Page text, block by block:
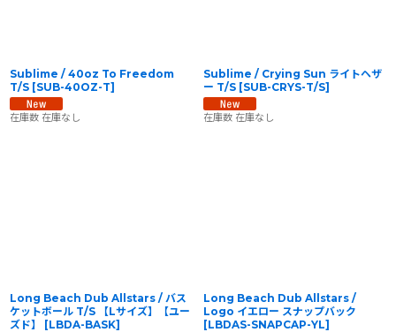
Sublime / 40oz To Freedom
T/S [SUB-40OZ-T]
在庫数 在庫なし
Sublime / Crying Sun ライトヘザ
ー T/S [SUB-CRYS-T/S]
在庫数 在庫なし
Long Beach Dub Allstars / バス
ケットボール T/S 【Lサイズ】【ユー
ズド】
[LBDA-BASK]
Long Beach Dub Allstars /
Logo イエロー スナップバック
[LBDAS-SNAPCAP-YL]